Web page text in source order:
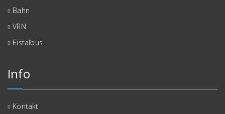
Bahn
VRN
Eistalbus
Info
Kontakt